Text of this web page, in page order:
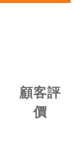
顧客評
價